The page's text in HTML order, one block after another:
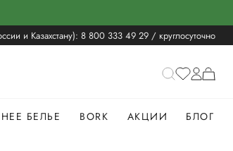
и Казахстану): 8 800 333 49 29 / круглосуточно
БЕЛЬЕ BORK АКЦИИ БЛОГ